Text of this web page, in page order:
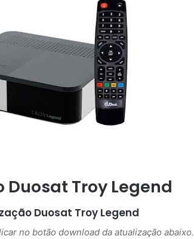
Troy Legend
Duosat Troy Legend
no botão download da atualização abaixo.